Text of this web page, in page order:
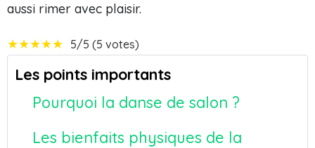
aussi rimer avec plaisir.
★★★★★ 5/5 (5 votes)
Les points importants
Pourquoi la danse de salon ?
Les bienfaits physiques de la